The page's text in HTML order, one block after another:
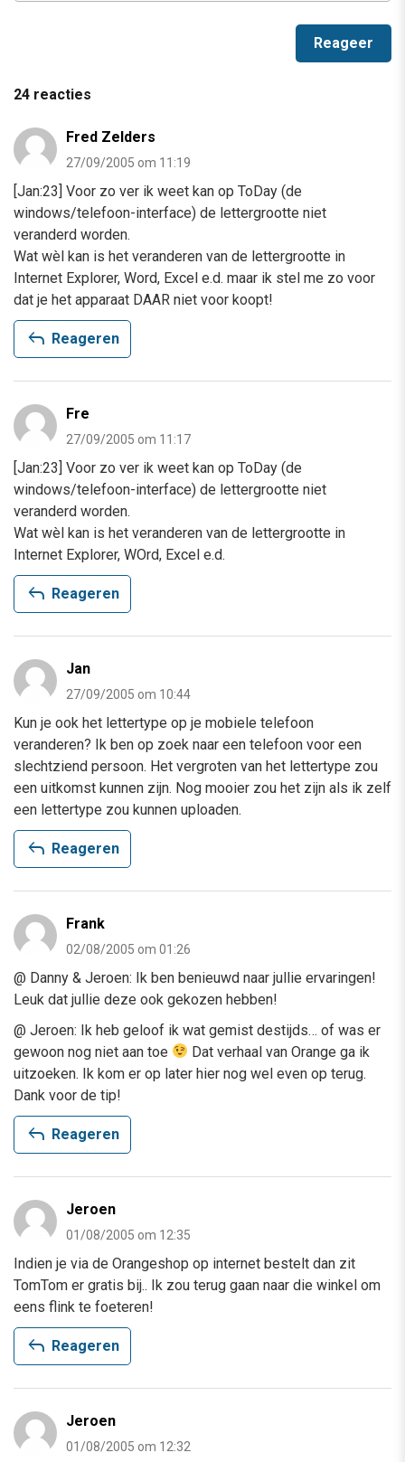
24 reacties
Fred Zelders
27/09/2005 om 11:19
[Jan:23] Voor zo ver ik weet kan op ToDay (de
windows/telefoon-interface) de lettergrootte niet
veranderd worden.
Wat wèl kan is het veranderen van de lettergrootte in
Internet Explorer, Word, Excel e.d. maar ik stel me zo voor
dat je het apparaat DAAR niet voor koopt!
reply Reageren
Fre
27/09/2005 om 11:17
[Jan:23] Voor zo ver ik weet kan op ToDay (de
windows/telefoon-interface) de lettergrootte niet
veranderd worden.
Wat wèl kan is het veranderen van de lettergrootte in
Internet Explorer, WOrd, Excel e.d.
reply Reageren
Jan
27/09/2005 om 10:44
Kun je ook het lettertype op je mobiele telefoon
veranderen? Ik ben op zoek naar een telefoon voor een
slechtziend persoon. Het vergroten van het lettertype zou
een uitkomst kunnen zijn. Nog mooier zou het zijn als ik zelf
een lettertype zou kunnen uploaden.
reply Reageren
Frank
02/08/2005 om 01:26
@ Danny & Jeroen: Ik ben benieuwd naar jullie ervaringen!
Leuk dat jullie deze ook gekozen hebben!
@ Jeroen: Ik heb geloof ik wat gemist destijds… of was er
gewoon nog niet aan toe
Dat verhaal van Orange ga ik
uitzoeken. Ik kom er op later hier nog wel even op terug.
Dank voor de tip!
reply Reageren
Jeroen
01/08/2005 om 12:35
Indien je via de Orangeshop op internet bestelt dan zit
TomTom er gratis bij.. Ik zou terug gaan naar die winkel om
eens flink te foeteren!
reply Reageren
Jeroen
01/08/2005 om 12:32